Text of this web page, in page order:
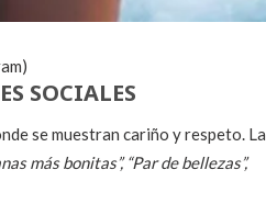
SOCIALES
se muestran cariño y respeto. La
más bonitas”, “Par de bellezas”,